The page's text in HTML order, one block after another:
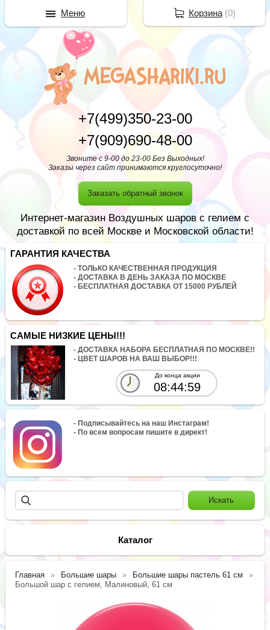
+7(499)350-23-00
+7(909)690-48-00
Звоните с 9-00 до 23-00 Без Выходных!
Заказы через сайт принимаются круглосуточно!
Заказать обратный звонок
Интернет-магазин Воздушных шаров с гелием с
доставкой по всей Москве и Московской области!
ГАРАНТИЯ КАЧЕСТВА
- ТОЛЬКО КАЧЕСТВЕННАЯ ПРОДУКЦИЯ
- ДОСТАВКА В ДЕНЬ ЗАКАЗА ПО МОСКВЕ
- БЕСПЛАТНАЯ ДОСТАВКА ОТ 15000 РУБЛЕЙ
САМЫЕ НИЗКИЕ ЦЕНЫ!!!
- ДОСТАВКА НАБОРА БЕСПЛАТНАЯ ПО МОСКВЕ!!
- ЦВЕТ ШАРОВ НА ВАШ ВЫБОР!!!
До конца акции
08:44:59
- Подписывайтесь на наш Инстаграм!
- По всем вопросам пишите в директ!
Каталог
Главная Большие шары
Большие шары пастель 61 см
Большой шар с гелием, Малиновый, 61 см
Корзина(0)
Меню